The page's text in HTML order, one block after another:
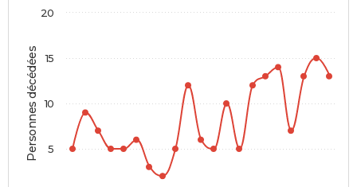
Personnes décédées 5
10
15
20